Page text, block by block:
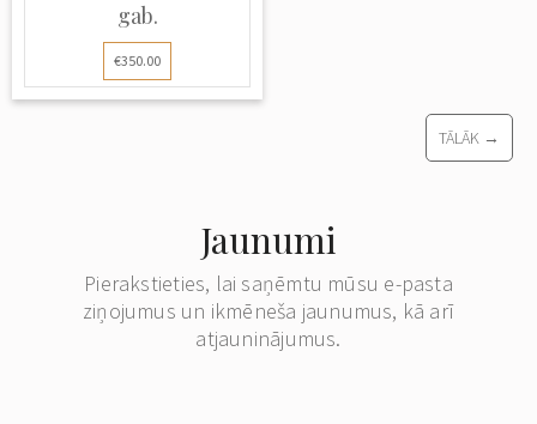
gab.
€350.00
TĀLĀK →
Jaunumi
Pierakstieties, lai saņēmtu mūsu e-pasta
ziņojumus un ikmēneša jaunumus, kā arī
atjauninājumus.